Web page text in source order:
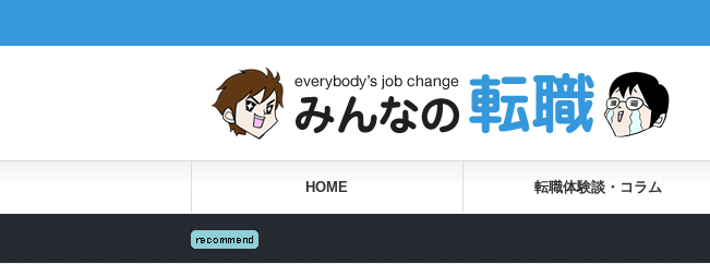
HOME 転職体験談・コラム